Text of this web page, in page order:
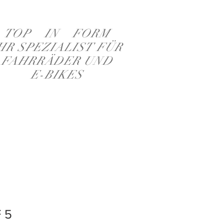
TOP IN FORM
SPEZIALIST FÜR
FAHRRÄDER UND
E-BIKES
5